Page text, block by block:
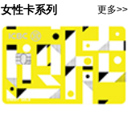
更多>>
女性卡系列